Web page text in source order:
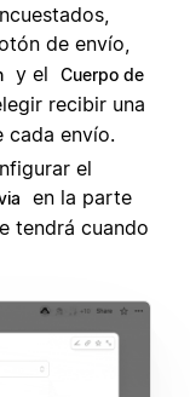
de envío,
y el
Cuerpo de
recibir una
cada envío.
el
en la parte
tendrá cuando